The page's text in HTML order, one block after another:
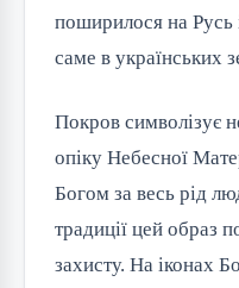
поширилося на Русь
саме в українських
Покров символізує
опіку Небесної
Богом за весь рід
традиції цей образ
захисту. На іконах